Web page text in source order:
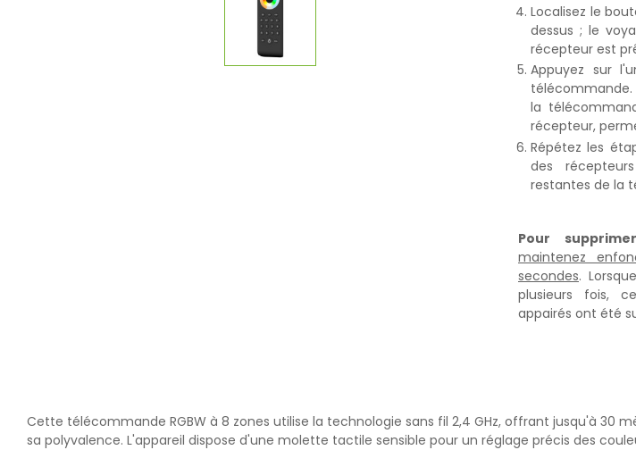
Localisez le
dessus ; le
récepteur est
Appuyez sur
télécommande.
la
récepteur,
Répétez les
des
restantes de la
Pour
maintenez
secondes.
plusieurs fois,
appairés ont été
Cette télécommande RGBW à 8 zones utilise la technologie sans fil 2,4 GHz, offrant jusqu'à 30
sa polyvalence. L'appareil dispose d'une molette tactile sensible pour un réglage précis des